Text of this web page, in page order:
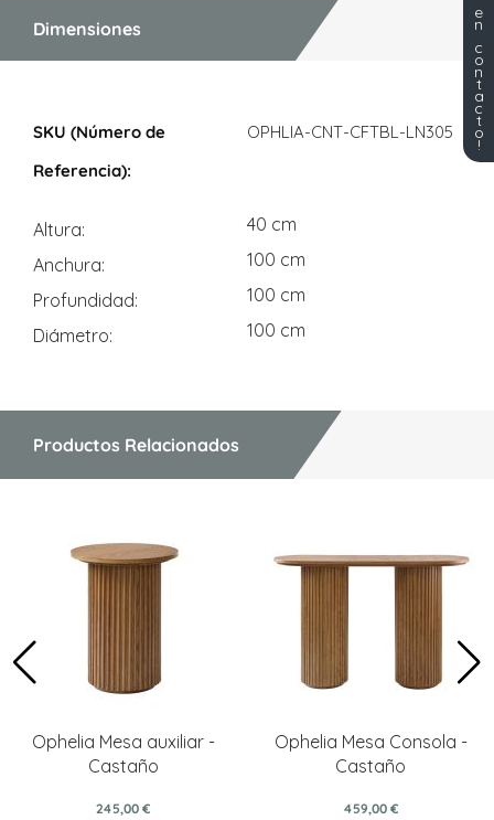
Dimensiones
OPHLIA-CNT-CFTBL-LN305
Altura
40 cm
Anchura
100 cm
Profundidad
100 cm
Diámetro
100 cm
Productos Relacionados
Ophelia Mesa auxiliar -
Castaño
245,00 €
Ophelia Mesa Consola -
Castaño
459,00 €
e
n
c
o
n
t
a
c
t
o
!